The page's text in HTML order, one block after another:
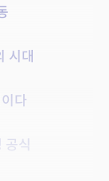
시대
다
식